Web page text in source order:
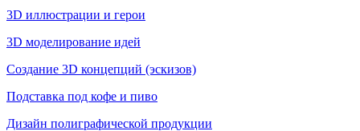
3D иллюстрации и герои
3D моделирование идей
Создание 3D концепций (эскизов)
Подставка под кофе и пиво
Дизайн полиграфической продукции